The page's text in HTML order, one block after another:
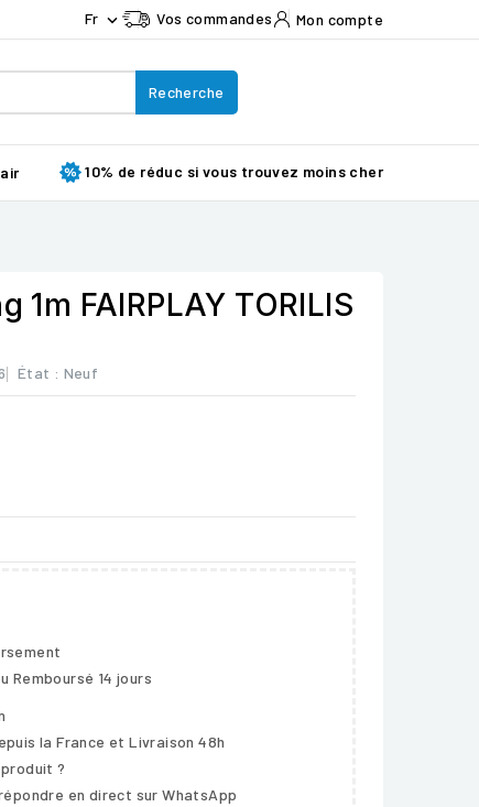
Fr  Vos commandes Mon compte
Recherche
10% de réduc si vous trouvez moins cher
1m FAIRPLAY TORILIS
État : Neuf
Remboursé 14 jours
la France et Livraison 48h
?
en direct sur WhatsApp